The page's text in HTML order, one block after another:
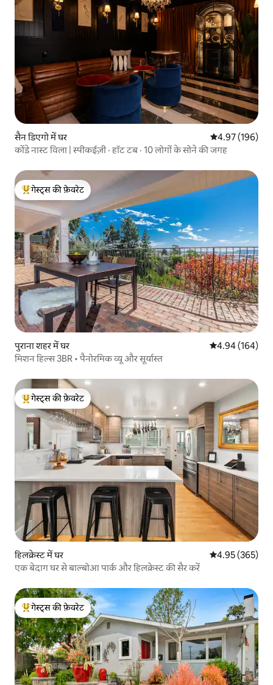
सैन डिएगो में घर औसत रेटिंग 5 में से
4.97 (196)
कोंडे नास्ट विला | स्पीकईज़ी · हॉट टब · 10 लोगों के सोने की जगह
गेस्ट्स का टॉप फ़ेवरेट
गेस्ट्स की फ़ेवरेट
पुराना शहर में घर औसत रेटिंग 5 में से
4.94 (164)
मिशन हिल्स 3BR • पैनोरमिक व्यू और सूर्यास्त
गेस्ट्स का टॉप फ़ेवरेट
गेस्ट्स की फ़ेवरेट
हिलक्रेस्ट में घर औसत रेटिंग 5 में से
4.95 (365)
एक बेदाग घर से बाल्बोआ पार्क और हिलक्रेस्ट की सैर करें
गेस्ट्स का टॉप फ़ेवरेट
गेस्ट्स की फ़ेवरेट